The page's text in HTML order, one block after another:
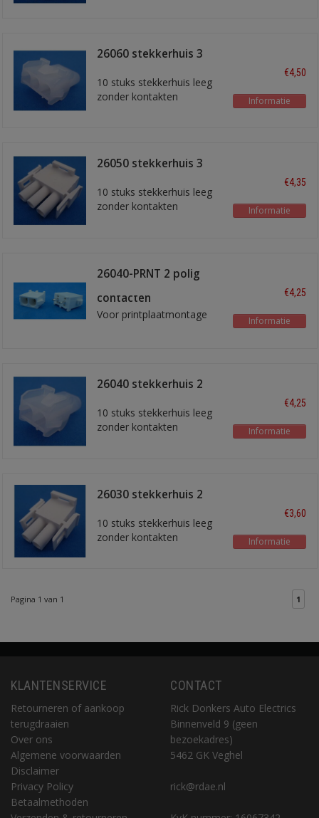
26060 stekkerhuis 3
10 stuks stekkerhuis leeg
zonder kontakten
€4,50
Informatie
26050 stekkerhuis 3
10 stuks stekkerhuis leeg
zonder kontakten
€4,35
Informatie
26040-PRNT 2 polig
contacten
Voor printplaatmontage
€4,25
Informatie
26040 stekkerhuis 2
10 stuks stekkerhuis leeg
zonder kontakten
€4,25
Informatie
26030 stekkerhuis 2
10 stuks stekkerhuis leeg
zonder kontakten
€3,60
Informatie
Pagina 1 van 1 1
KLANTENSERVICE
Retourneren of aankoop
terugdraaien
Over ons
Algemene voorwaarden
Disclaimer
Privacy Policy
Betaalmethoden
CONTACT
Rick Donkers Auto Electrics
Binnenveld 9 (geen
bezoekadres)
5462 GK Veghel
rick@rdae.nl